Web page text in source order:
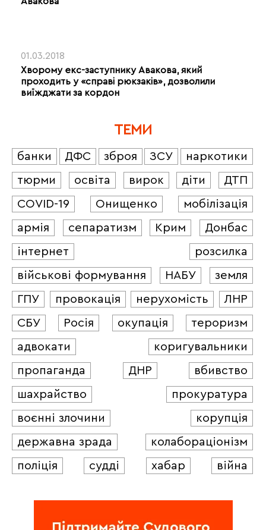
01.03.2018
Хворому екс-заступнику Авакова, який
проходить у «справі рюкзаків», дозволили
виїжджати за кордон
ТЕМИ
банки ДФС зброя ЗСУ
наркотики
тюрми
освіта вирок діти
ДТП
COVID-19
Онищенко
мобілізація
армія
сепаратизм Крим
Донбас
інтернет
розсилка
військові формування
НАБУ
земля
ГПУ
провокація нерухомість
ЛНР
СБУ
Росія окупація
тероризм
адвокати
коригувальники
пропаганда
ДНР
вбивство
шахрайство
прокуратура
воєнні злочини
корупція
державна зрада
колабораціонізм
поліція
судді хабар війна